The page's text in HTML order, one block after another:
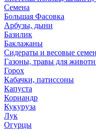
Семена
Большая Фасовка
Арбузы, дыни
Базилик
Баклажаны
Сидераты и весовые
Газоны, травы для
Горох
Кабачки, патиссоны
Капуста
Кориандр
Кукуруза
Лук
Огурцы